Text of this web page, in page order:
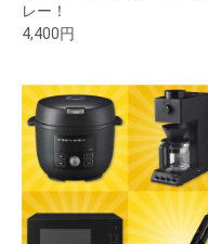
レー！
4,400円